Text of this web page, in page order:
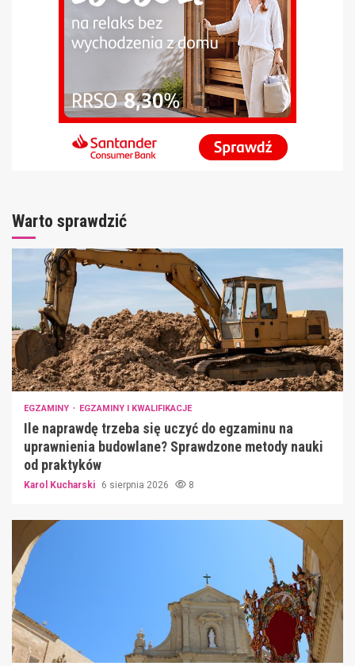
Warto sprawdzić
EGZAMINY EGZAMINY I KWALIFIKACJE
Ile naprawdę trzeba się uczyć do egzaminu na
uprawnienia budowlane? Sprawdzone metody nauki
od praktyków
Karol Kucharski 6 sierpnia 2026 8